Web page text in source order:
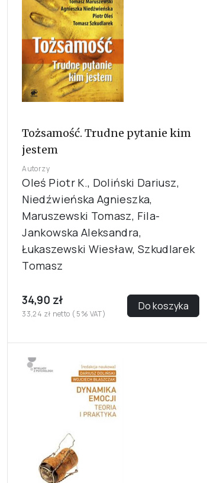
Tożsamość. Trudne pytanie kim
jestem
Autorzy
Oleś Piotr K., Doliński Dariusz,
Niedźwieńska Agnieszka,
Maruszewski Tomasz, Fila-
Jankowska Aleksandra,
Łukaszewski Wiesław, Szkudlarek
Tomasz
34,90 zł
33,24 zł netto ( 5% VAT)
Do koszyka